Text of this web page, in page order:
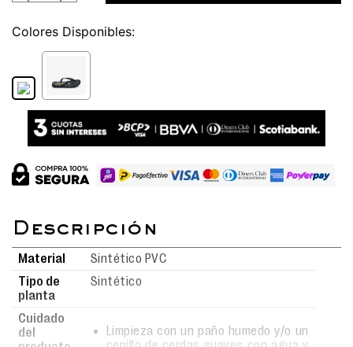
Colores
Material
Sintético PVC
Tipo de
planta
Sintético
Cuidado
del
Limpieza con un paño humedo y/o un